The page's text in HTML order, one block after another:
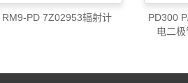
RM9-PD 7Z02953辐射计
PD300
电二